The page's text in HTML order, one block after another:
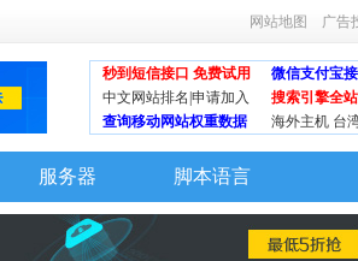
网站地图 广告
秒到短信接口 免费试用
微信支付宝
中文网站排名|申请加入
搜索引擎全
查询移动网站权重数据
海外主机 台
服务器 脚本语言